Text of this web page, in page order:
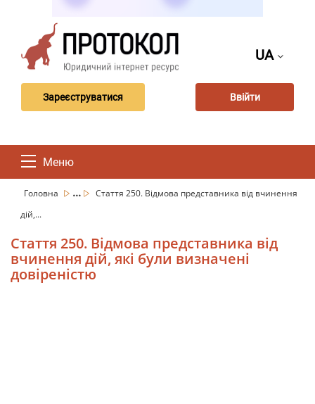
UA
Зареєструватися Ввійти
Меню
Головна ...
Стаття 250. Відмова представника від вчинення
дій,...
Стаття 250. Відмова представника від
вчинення дій, які були визначені
довіреністю